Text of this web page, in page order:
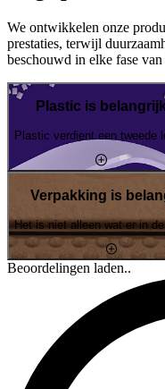
We ontwikkelen onze
prestaties, terwijl
beschouwd in elke fase
Plastic is
Plastic verdient een tweede
Verpakking is
Het is niet alleen wat er in
Beoordelingen laden..